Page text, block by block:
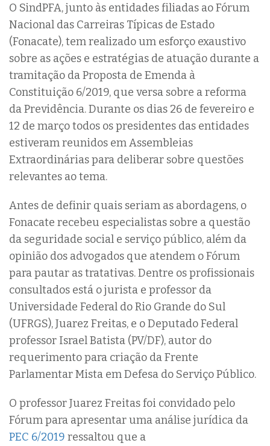
O SindPFA, junto às entidades filiadas ao Fórum
Nacional das Carreiras Típicas de Estado
(Fonacate), tem realizado um esforço exaustivo
sobre as ações e estratégias de atuação durante a
tramitação da Proposta de Emenda à
Constituição 6/2019, que versa sobre a reforma
da Previdência. Durante os dias 26 de fevereiro e
12 de março todos os presidentes das entidades
estiveram reunidos em Assembleias
Extraordinárias para deliberar sobre questões
relevantes ao tema.
Antes de definir quais seriam as abordagens, o
Fonacate recebeu especialistas sobre a questão
da seguridade social e serviço público, além da
opinião dos advogados que atendem o Fórum
para pautar as tratativas. Dentre os profissionais
consultados está o jurista e professor da
Universidade Federal do Rio Grande do Sul
(UFRGS), Juarez Freitas, e o Deputado Federal
professor Israel Batista (PV/DF), autor do
requerimento para criação da Frente
Parlamentar Mista em Defesa do Serviço Público.
O professor Juarez Freitas foi convidado pelo
Fórum para apresentar uma análise jurídica da
PEC 6/2019 ressaltou que a